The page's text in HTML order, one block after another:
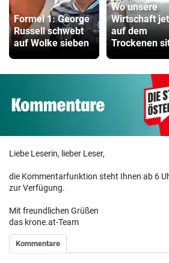
Formel 1: George
Russell schwebt
auf Wolke sieben
Wo unsere
Wirtschaft
auf dem
Trockenen
Liebe Leserin, lieber Leser,
die Kommentarfunktion steht Ihnen ab 6
zur Verfügung.
Mit freundlichen Grüßen
das krone.at-Team